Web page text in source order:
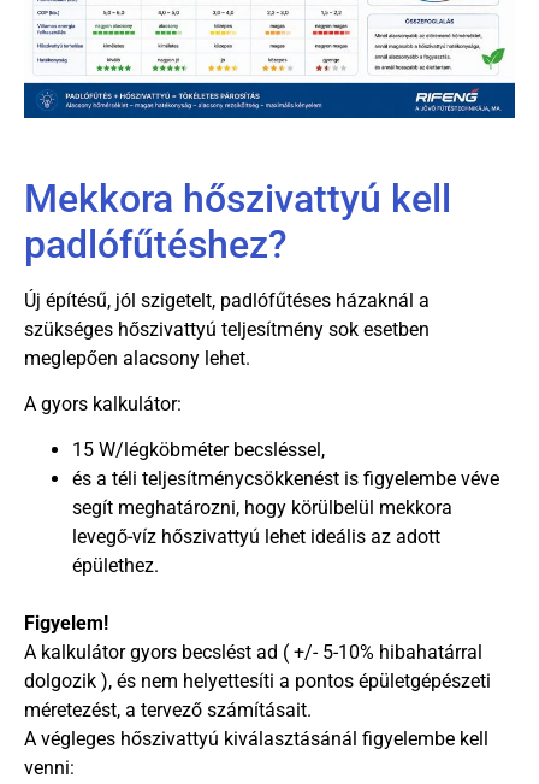
Mekkora hőszivattyú kell
padlófűtéshez?
Új építésű, jól szigetelt, padlófűtéses házaknál a
szükséges hőszivattyú teljesítmény sok esetben
meglepően alacsony lehet.
A gyors kalkulátor:
15 W/légköbméter becsléssel,
és a téli teljesítménycsökkenést is figyelembe véve
segít meghatározni, hogy körülbelül mekkora
levegő-víz hőszivattyú lehet ideális az adott
épülethez.
Figyelem!
A kalkulátor gyors becslést ad ( +/- 5-10% hibahatárral
dolgozik ), és nem helyettesíti a pontos épületgépészeti
méretezést, a tervező számításait.
A végleges hőszivattyú kiválasztásánál figyelembe kell
venni: